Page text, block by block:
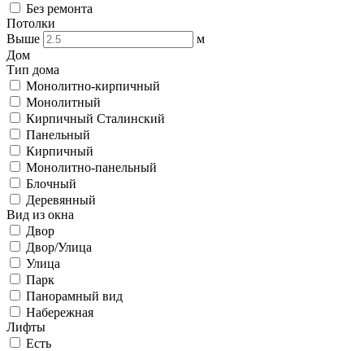
Без ремонта
Потолки
Выше
м
Дом
Тип дома
Монолитно-кирпичный
Монолитный
Кирпичный Сталинский
Панельный
Кирпичный
Монолитно-панельный
Блочный
Деревянный
Вид из окна
Двор
Двор/Улица
Улица
Парк
Панорамный вид
Набережная
Лифты
Есть